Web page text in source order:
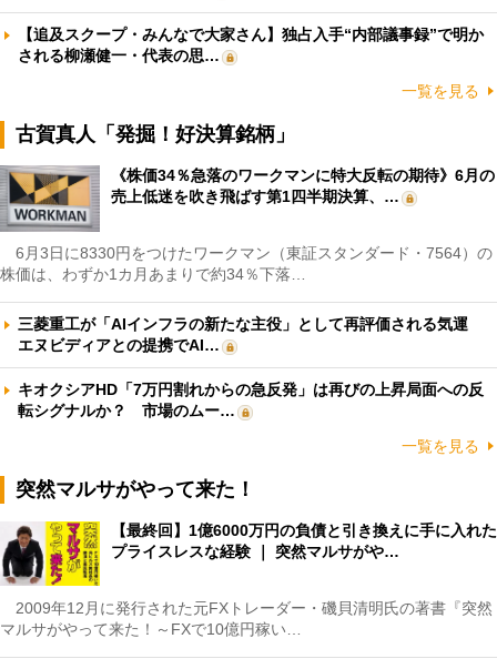
【追及スクープ・みんなで大家さん】独占入手“内部議事録”で明か
される柳瀬健一・代表の思…
一覧を見る
古賀真人「発掘！好決算銘柄」
《株価34％急落のワークマンに特大反転の期待》6月の
売上低迷を吹き飛ばす第1四半期決算、…
6月3日に8330円をつけたワークマン（東証スタンダード・7564）の
株価は、わずか1カ月あまりで約34％下落…
三菱重工が「AIインフラの新たな主役」として再評価される気運
エヌビディアとの提携でAI…
キオクシアHD「7万円割れからの急反発」は再びの上昇局面への反
転シグナルか？ 市場のムー…
一覧を見る
突然マルサがやって来た！
【最終回】1億6000万円の負債と引き換えに手に入れた
プライスレスな経験 ｜ 突然マルサがや…
2009年12月に発行された元FXトレーダー・磯貝清明氏の著書『突然
マルサがやって来た！～FXで10億円稼い…